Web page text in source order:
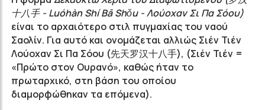
十八手 - Luóhàn Shí Bā Shǒu - Λούοχαν Σι Πα Σόου)
είναι το αρχαιότερο στιλ πυγμαχίας του ναού
Σαολίν. Για αυτό και ονομάζεται αλλιώς Σιέν Τιέν
Λούοχαν Σι Πα Σόου (先天罗汉十八手), (Σιέν Τιέν =
«Πρώτο στον Ουρανό», καθώς ήταν το
πρωταρχικό, στη βάση του οποίου
διαμορφώθηκαν τα επόμενα).